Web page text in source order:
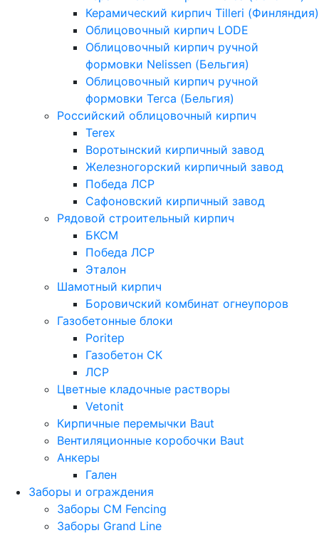
Керамический кирпич Tilleri (Финляндия)
Облицовочный кирпич LODE
Облицовочный кирпич ручной
формовки Nelissen (Бельгия)
Облицовочный кирпич ручной
формовки Terca (Бельгия)
Российский облицовочный кирпич
Terex
Воротынский кирпичный завод
Железногорский кирпичный завод
Победа ЛСР
Сафоновский кирпичный завод
Рядовой строительный кирпич
БКСМ
Победа ЛСР
Эталон
Шамотный кирпич
Боровичский комбинат огнеупоров
Газобетонные блоки
Poritep
Газобетон СК
ЛСР
Цветные кладочные растворы
Vetonit
Кирпичные перемычки Baut
Вентиляционные коробочки Baut
Анкеры
Гален
Заборы и ограждения
Заборы CM Fencing
Заборы Grand Line